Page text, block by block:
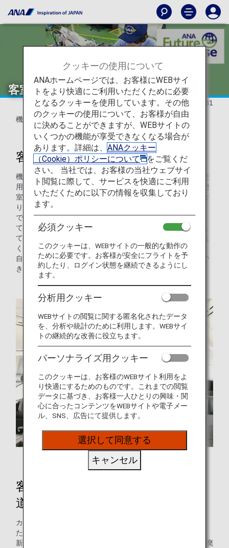
客室カーテンの修理再生
2024/05/31
機内で使用されているカーテンの再生利用を開始しました。
客室カーテンの再生利用
機内ではギャレーとクラス間の仕切りとして、カーテンが使
用されています。その他にも機内では乗務員が使用する休憩
室でもカーテンが使用されており、機種によって枚数は異な
りますが、ボーイング787型機の中で最も装備数が多い仕様
ではなんと1機あたり38枚のカーテンが機内に取り付けられ
ています。そのカーテンは、定期的にクリーニングを実施し
ていますが、クリーニング後に糸のほつれや破損等状態が良
くない物は廃棄されていました。整備部門が中心となって、
自社でカーテンを修理することでカーテンの廃棄量を削減で
きないかという観点でカーテンの再生利用を開始しました。
ボーイング787型機の客室カーテン
客室カーテン再生利用開始までの
道のり
カーテンの再生利用開始までには、多くの困難がありまし
た。担当者のANA整備センター所属の市川さん、國武さん、
新井さんは、約1年の間、クリーニング後のカーテンのうち廃
クッキーの使用について
ANAホームページでは、お客様にWEBサイ
トをより快適にご利用いただくために必要
となるクッキーを使用しています。その他
のクッキーの使用について、お客様が自由
に決めることができますが、WEBサイトの
いくつかの機能が享受できなくなる場合が
あります。詳細は、 ANAクッキー
（Cookie）ポリシーについて
をご覧くだ
さい。 当社では、お客様の当社ウェブサイ
ト閲覧に際して、サービスを快適にご利用
いただくために以下の情報を収集しており
ます。
必須クッキー
このクッキーは、WEBサイトの一般的な動作の
ために必要です。お客様が安全にフライトを予
約したり、ログイン状態を継続できるようにし
ます。
分析用クッキー
WEBサイトの閲覧に関する匿名化されたデータ
を、分析や統計のために利用します。WEBサイ
トの継続的な改善に役立ちます。
パーソナライズ用クッキー
このクッキーは、お客様のWEBサイト利用をよ
り快適にするためのものです。これまでの閲覧
データに基づき、お客様一人ひとりの興味・関
心に合ったコンテンツをWEBサイトや電子メー
ル、SNS、広告にて提供します。
選択して同意する
キャンセル